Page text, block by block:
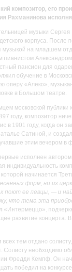
композитор, его
Рахманинова
музыки
корпуса.
на младшем
пианистом
пансион для
обучение в
оперу «Алеко»,
в Большом театре.
московской
году, композитор
в 1901 году, когда
Сатиной, и
этим вечером в
исполнен
индивидуальность
начинается
форм, ни из
поют ее певцы, — и
что тема эта
«Интермеццо»,
развитие концерта.
тем отдано
Солисту необходимо
Фредди Кемпф. Он
победил на